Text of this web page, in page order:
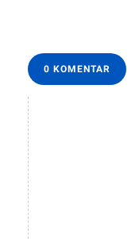
0 KOMENTAR